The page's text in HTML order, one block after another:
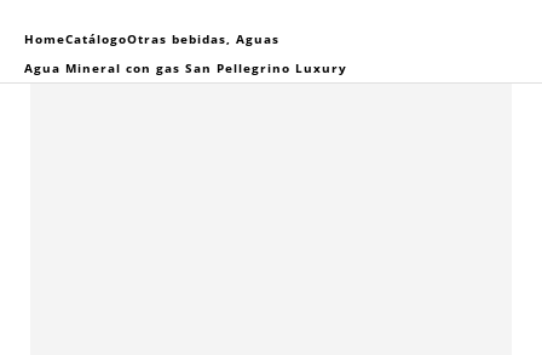
HomeCatálogoOtras bebidas, Aguas
Agua Mineral con gas San Pellegrino Luxury